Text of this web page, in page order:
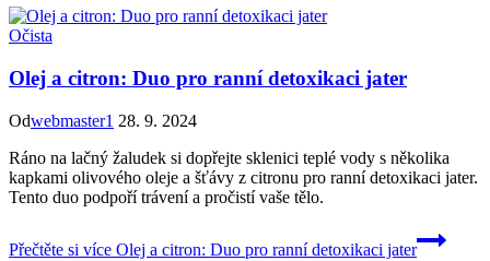
Očista
Olej a citron: Duo pro ranní detoxikaci jater
Odwebmaster1 28. 9. 2024
Ráno na lačný žaludek si dopřejte sklenici teplé vody s několika
kapkami olivového oleje a šťávy z citronu pro ranní detoxikaci jater.
Tento duo podpoří trávení a pročistí vaše tělo.
Přečtěte si více Olej a citron: Duo pro ranní detoxikaci jater